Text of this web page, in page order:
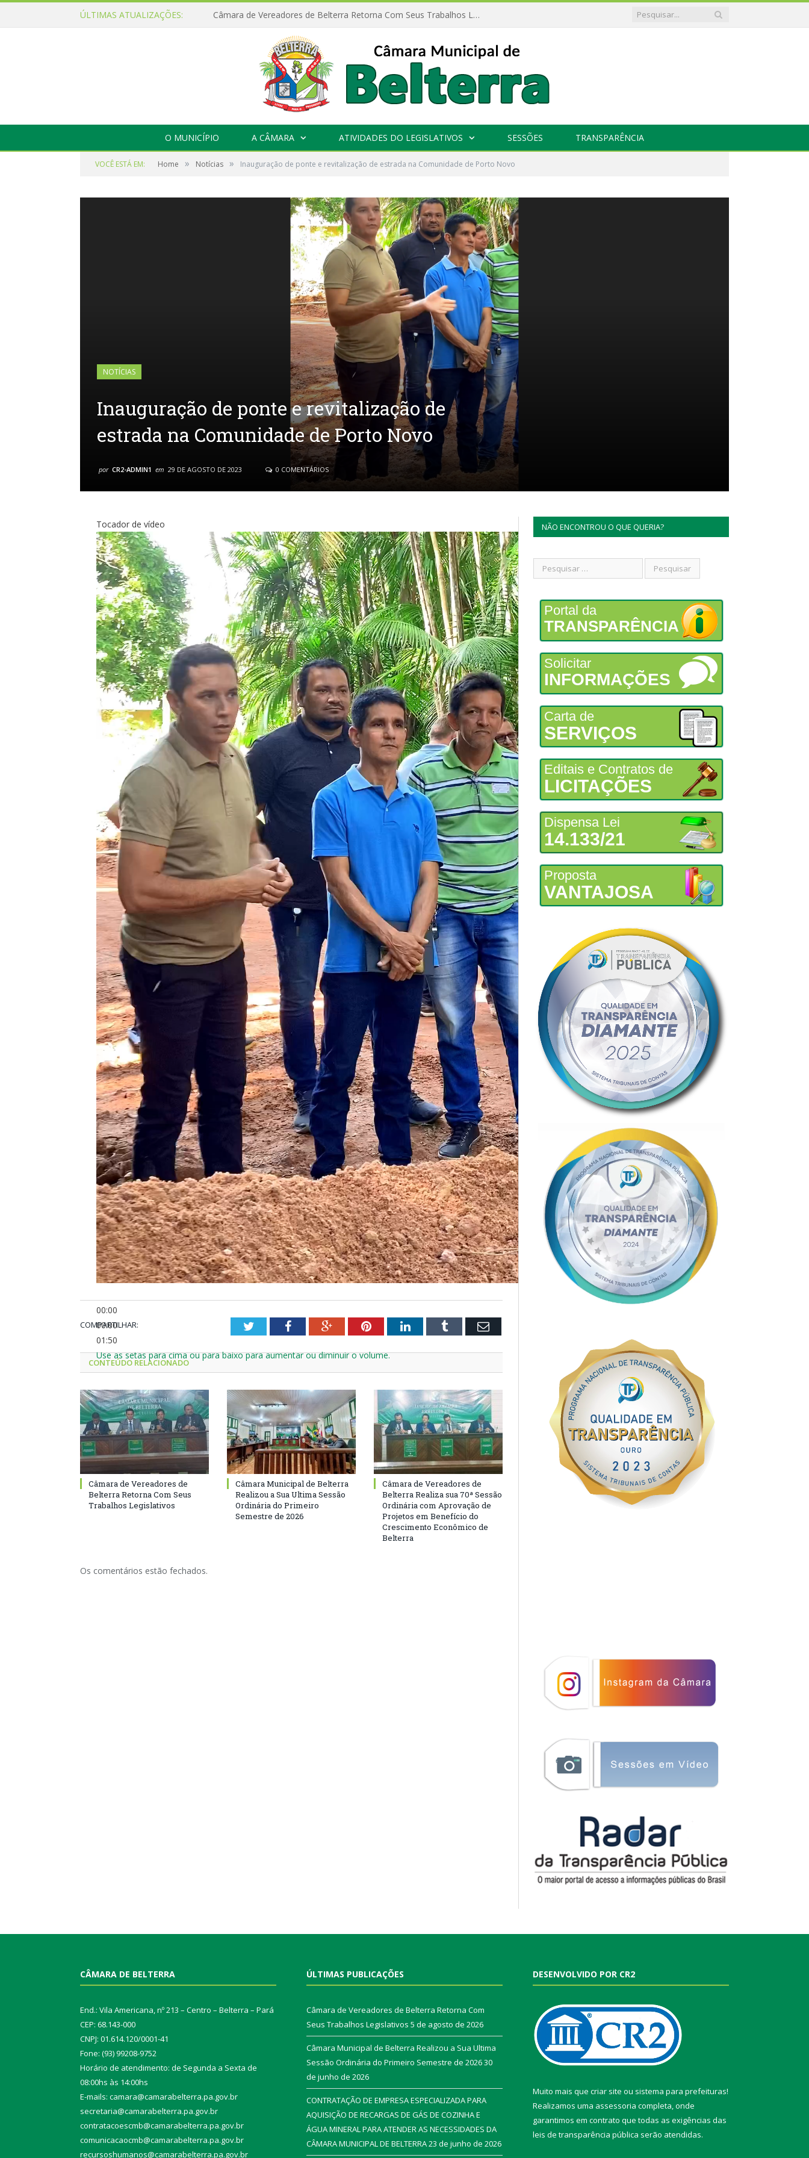
ÚLTIMAS ATUALIZAÇÕES: Câmara de Vereadores de Belterra Retorna Com Seus Trabalhos Legislativos
O MUNICÍPIO A CÂMARA ATIVIDADES DO LEGISLATIVOS SESSÕES TRANSPARÊNCIA
VOCÊ ESTÁ EM: Home » Notícias » Inauguração de ponte e revitalização de estrada na Comunidade de Porto Novo
NOTÍCIAS
Inauguração de ponte e revitalização de
estrada na Comunidade de Porto Novo
por CR2-ADMIN1 em 29 DE AGOSTO DE 2023 0 COMENTÁRIOS
Tocador de vídeo
00:00
00:00
01:50
Use as setas para cima ou para baixo para aumentar ou diminuir o volume.
COMPARTILHAR: TwitterFacebookGoogle+PinterestLinkedInTumblr Email
CONTEÚDO RELACIONADO
Câmara de Vereadores de
Belterra Retorna Com Seus
Trabalhos Legislativos
Câmara Municipal de Belterra
Realizou a Sua Ultima Sessão
Ordinária do Primeiro
Semestre de 2026
Câmara de Vereadores de
Belterra Realiza sua 70ª Sessão
Ordinária com Aprovação de
Projetos em Benefício do
Crescimento Econômico de
Belterra
Os comentários estão fechados.
NÃO ENCONTROU O QUE QUERIA?
Portal da
TRANSPARÊNCIA
Solicitar
INFORMAÇÕES
Carta de
SERVIÇOS
Editais e Contratos de
LICITAÇÕES
Dispensa Lei
14.133/21
Proposta
VANTAJOSA
CÂMARA DE BELTERRA
End.: Vila Americana, nº 213 – Centro – Belterra – Pará
CEP: 68.143-000
CNPJ: 01.614.120/0001-41
Fone: (93) 99208-9752
Horário de atendimento: de Segunda a Sexta de
08:00hs às 14:00hs
E-mails: camara@camarabelterra.pa.gov.br
secretaria@camarabelterra.pa.gov.br
contratacoescmb@camarabelterra.pa.gov.br
comunicacaocmb@camarabelterra.pa.gov.br
recursoshumanos@camarabelterra.pa.gov.br
ÚLTIMAS PUBLICAÇÕES
Câmara de Vereadores de Belterra Retorna Com
Seus Trabalhos Legislativos 5 de agosto de 2026
Câmara Municipal de Belterra Realizou a Sua Ultima
Sessão Ordinária do Primeiro Semestre de 202630
de junho de 2026
CONTRATAÇÃO DE EMPRESA ESPECIALIZADA PARA
AQUISIÇÃO DE RECARGAS DE GÁS DE COZINHA E
ÁGUA MINERAL PARA ATENDER AS NECESSIDADES DA
CÂMARA MUNICIPAL DE BELTERRA23 de junho de 2026
DESENVOLVIDO POR CR2
Muito mais que criar site ou sistema para prefeituras!
Realizamos uma assessoria completa, onde
garantimos em contrato que todas as exigências das
leis de transparência pública serão atendidas.